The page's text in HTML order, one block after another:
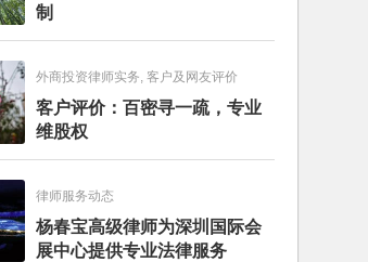
制
外商投资律师实务, 客户及网友评价
客户评价：百密寻一疏，专业
维股权
律师服务动态
杨春宝高级律师为深圳国际会
展中心提供专业法律服务